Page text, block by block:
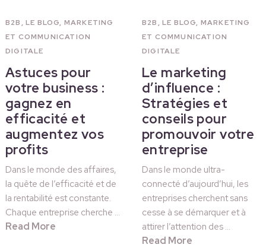
B2B , LE BLOG, MARKETING
ET COMMUNICATION
DIGITALE
Astuces pour
votre business :
gagnez en
efficacité et
augmentez vos
profits
Dans le monde des affaires,
la quête de l’efficacité et de
la rentabilité est constante.
Chaque entreprise cherche …
Read More
B2B , LE BLOG, MARKETING
ET COMMUNICATION
DIGITALE
Le marketing
d’influence :
Stratégies et
conseils pour
promouvoir votre
entreprise
Dans le monde ultra-
connecté d’aujourd’hui, les
entreprises cherchent sans
cesse à se démarquer et à
attirer l’attention des …
Read More